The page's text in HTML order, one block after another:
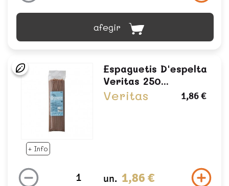
afegir
+ Info
Espaguetis D'espelta
Veritas 250...
Veritas 1,86 €
un. 1,86 €